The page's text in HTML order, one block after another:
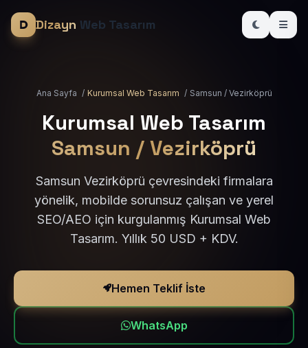
Dizayn Web Tasarım
Ana Sayfa / Kurumsal Web Tasarım / Samsun / Vezirköprü
Kurumsal Web Tasarım
Samsun / Vezirköprü
Samsun Vezirköprü çevresindeki firmalara
yönelik, mobilde sorunsuz çalışan ve yerel
SEO/AEO için kurgulanmış Kurumsal Web
Tasarım. Yıllık 50 USD + KDV.
Hemen Teklif İste
WhatsApp